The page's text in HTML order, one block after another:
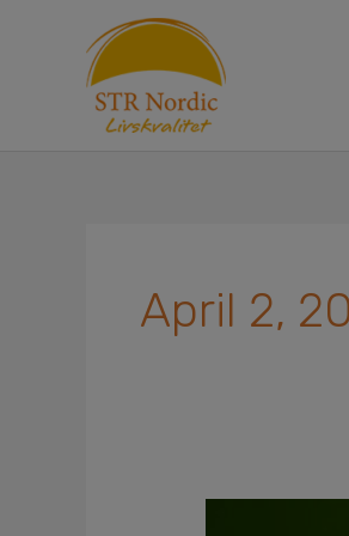
April 2,